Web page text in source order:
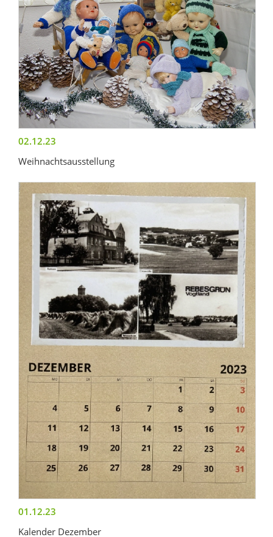
02.12.23
Weihnachtsausstellung
01.12.23
Kalender Dezember